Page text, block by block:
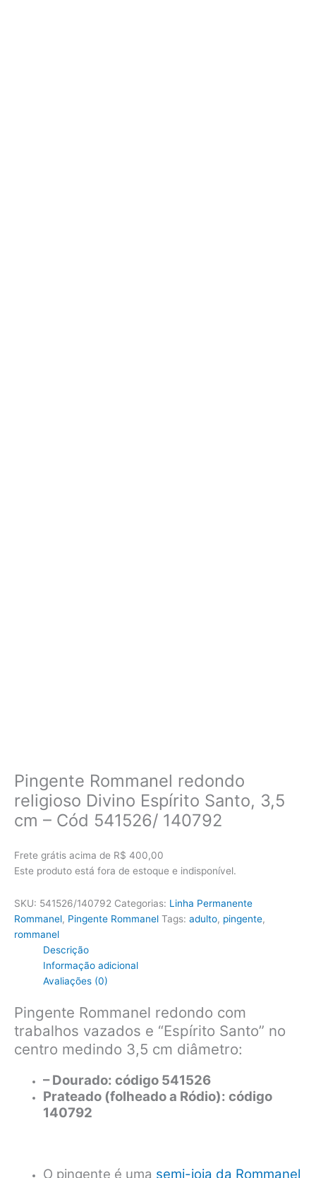
Pingente Rommanel redondo
religioso Divino Espírito Santo, 3,5
cm – Cód 541526/ 140792
Frete grátis acima de R$ 400,00
Este produto está fora de estoque e indisponível.
SKU: 541526/140792 Categorias: Linha Permanente
Rommanel, Pingente Rommanel Tags: adulto, pingente,
rommanel
Descrição
Informação adicional
Avaliações (0)
Pingente Rommanel redondo com
trabalhos vazados e “Espírito Santo” no
centro medindo 3,5 cm diâmetro:
– Dourado: código 541526
Prateado (folheado a Ródio): código
140792
O pingente é uma semi-joia da Rommanel